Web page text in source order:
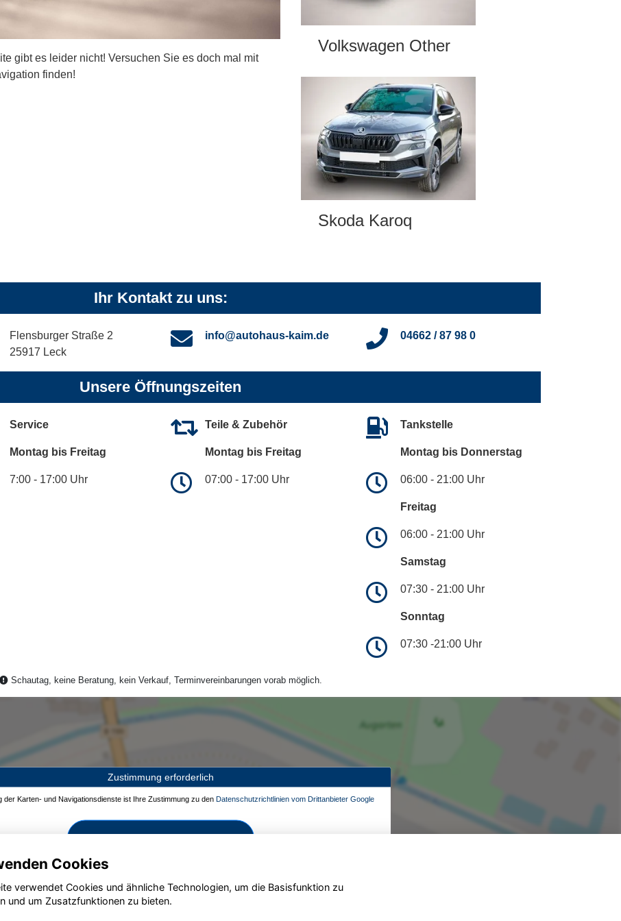
gibt es leider nicht! Versuchen Sie es doch mal mit
finden!
Volkswagen Other
Skoda Karoq
Ihr Kontakt zu uns:
Flensburger Straße 2
25917 Leck
info@autohaus-kaim.de 04662 / 87 98 0
Unsere Öffnungszeiten
Service
Montag bis Freitag
7:00 - 17:00 Uhr
Teile & Zubehör
Montag bis Freitag
07:00 - 17:00 Uhr
Tankstelle
Montag bis Donnerstag
06:00 - 21:00 Uhr
Freitag
06:00 - 21:00 Uhr
Samstag
07:30 - 21:00 Uhr
Sonntag
07:30 -21:00 Uhr
Schautag, keine Beratung, kein Verkauf, Terminvereinbarungen vorab möglich.
Zustimmung erforderlich
der Karten- und Navigationsdienste ist Ihre Zustimmung zu den Datenschutzrichtlinien vom Drittanbieter Google
Zustimmen und aktivieren
Cookies
verwendet Cookies und ähnliche Technologien, um die Basisfunktion zu
und um Zusatzfunktionen zu bieten.